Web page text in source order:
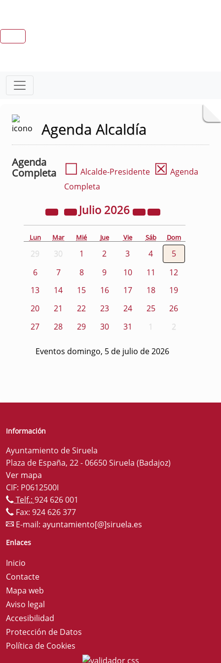
Agenda Alcaldía
Agenda
Completa
☐ Alcalde-Presidente ☒ Agenda
Completa
Julio 2026
Lun Mar Mié Jue Vie Sáb Dom
29 30 1 2 3 4
5
6
7 8 9 10 11
12
13
14 15 16 17 18
19
20
21 22 23 24 25
26
27
28 29 30 31 1 2
Eventos domingo, 5 de julio de 2026
Información
Ayuntamiento de Siruela
Plaza de España, 22 - 06650 Siruela (Badajoz)
Ver mapa
CIF: P0612500I
Telf.: 924 626 001
Fax: 924 626 377
E-mail: ayuntamiento[@]siruela.es
Enlaces
Inicio
Contacte
Mapa web
Aviso legal
Accesibilidad
Protección de Datos
Política de Cookies